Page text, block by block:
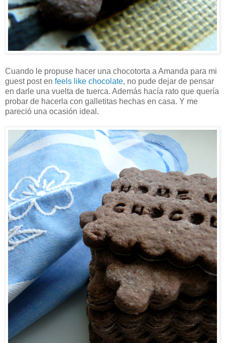
Cuando le propuse hacer una chocotorta a Amanda para mi
guest post en feels like chocolate, no pude dejar de pensar
en darle una vuelta de tuerca. Además hacía rato que quería
probar de hacerla con galletitas hechas en casa. Y me
pareció una ocasión ideal.